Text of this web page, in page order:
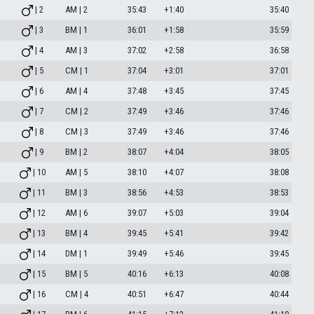
| 2 AM | 2 35:43 +1:40
35:40
| 3
BM | 1 36:01 +1:58
35:59
| 4
AM | 3 37:02 +2:58
36:58
| 5
CM | 1 37:04 +3:01
37:01
| 6
AM | 4 37:48 +3:45
37:45
| 7
CM | 2 37:49 +3:46
37:46
| 8
CM | 3 37:49 +3:46
37:46
| 9
BM | 2 38:07 +4:04
38:05
| 10
AM | 5 38:10 +4:07
38:08
| 11
BM | 3 38:56 +4:53
38:53
| 12
AM | 6 39:07 +5:03
39:04
| 13
BM | 4 39:45 +5:41
39:42
| 14
DM | 1 39:49 +5:46
39:45
| 15
BM | 5 40:16 +6:13
40:08
| 16
CM | 4 40:51 +6:47
40:44